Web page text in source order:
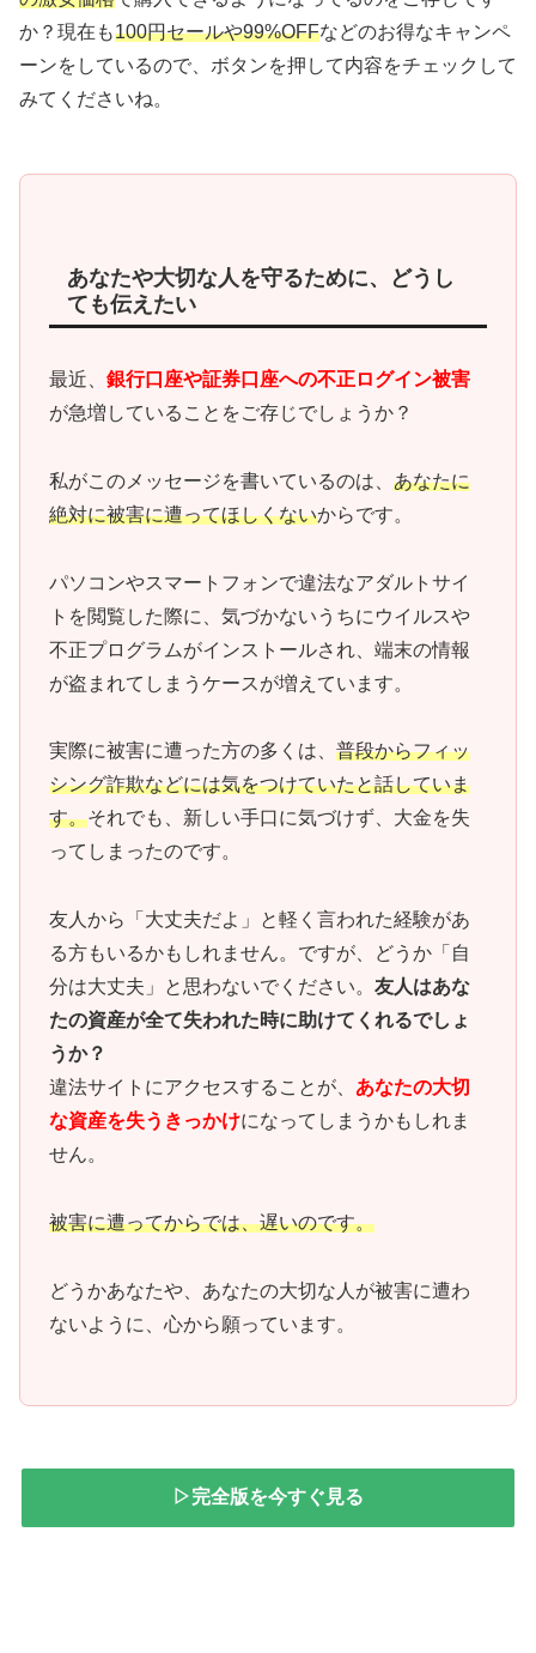
か？現在も100円セールや99%OFFなどのお得なキャンペ
ーンをしているので、ボタンを押して内容をチェックして
みてくださいね。
あなたや大切な人を守るために、どうし
ても伝えたい
最近、 銀行口座や証券口座への不正ログイン被害
が急増していることをご存じでしょうか？
私がこのメッセージを書いているのは、 あなたに
絶対に被害に遭ってほしくないからです。
パソコンやスマートフォンで違法なアダルトサイ
トを閲覧した際に、気づかないうちにウイルスや
不正プログラムがインストールされ、端末の情報
が盗まれてしまうケースが増えています。
実際に被害に遭った方の多くは、 普段からフィッ
シング詐欺などには気をつけていたと話していま
す。それでも、新しい手口に気づけず、大金を失
ってしまったのです。
友人から「大丈夫だよ」と軽く言われた経験があ
る方もいるかもしれません。ですが、どうか「自
分は大丈夫」と思わないでください。 友人はあな
たの資産が全て失われた時に助けてくれるでしょ
うか？
違法サイトにアクセスすることが、 あなたの大切
な資産を失うきっかけになってしまうかもしれま
せん。
被害に遭ってからでは、遅いのです。
どうかあなたや、あなたの大切な人が被害に遭わ
ないように、心から願っています。
▷完全版を今すぐ見る